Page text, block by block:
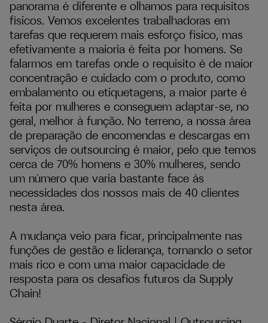
panorama é diferente e olhamos para requisitos
físicos. Vemos excelentes trabalhadoras em
tarefas que requerem mais esforço físico, mas
efetivamente a maioria é feita por homens. Se
falarmos em tarefas onde o requisito é de maior
concentração e cuidado com o produto, como
embalamento ou etiquetagens, a maior parte é
feita por mulheres e conseguem adaptar-se, no
geral, melhor à função. No terreno, a nossa área
de preparação de encomendas e descargas em
serviços de outsourcing é maior, pelo que temos
cerca de 70% homens e 30% mulheres, sendo
um número que varia bastante face às
necessidades dos nossos mais de 40 clientes
nesta área.
A mudança veio para ficar, principalmente nas
funções de gestão e liderança, tornando o setor
mais rico e com uma maior capacidade de
resposta para os desafios futuros da Supply
Chain!